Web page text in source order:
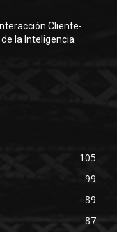
Cliente-
la Inteligencia
105
99
89
87